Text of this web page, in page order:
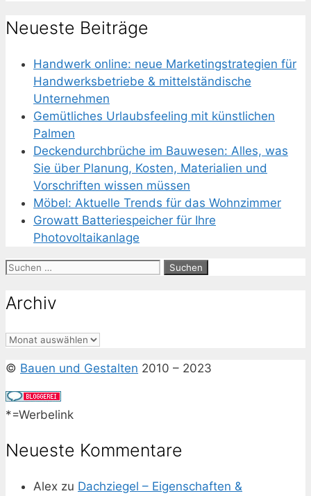
Neueste Beiträge
Handwerk online: neue Marketingstrategien für
Handwerksbetriebe & mittelständische
Unternehmen
Gemütliches Urlaubsfeeling mit künstlichen
Palmen
Deckendurchbrüche im Bauwesen: Alles, was
Sie über Planung, Kosten, Materialien und
Vorschriften wissen müssen
Möbel: Aktuelle Trends für das Wohnzimmer
Growatt Batteriespeicher für Ihre
Photovoltaikanlage
Suchen
Archiv
Archiv
© Bauen und Gestalten 2010 – 2023
*=Werbelink
Neueste Kommentare
Alex zu Dachziegel – Eigenschaften &